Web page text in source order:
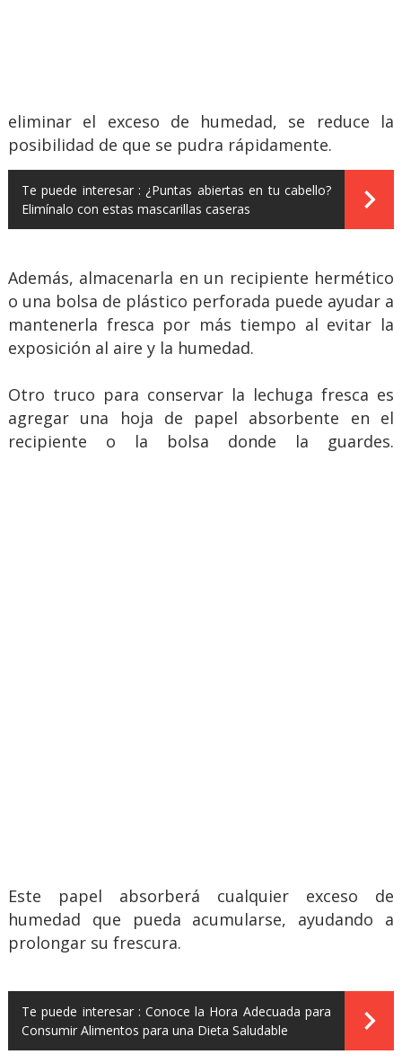
eliminar el exceso de humedad, se reduce la
posibilidad de que se pudra rápidamente.
Te puede interesar : ¿Puntas abiertas en tu cabello?
Elimínalo con estas mascarillas caseras
Además, almacenarla en un recipiente hermético
o una bolsa de plástico perforada puede ayudar a
mantenerla fresca por más tiempo al evitar la
exposición al aire y la humedad.
Otro truco para conservar la lechuga fresca es
agregar una hoja de papel absorbente en el
recipiente o la bolsa donde la guardes.
Este papel absorberá cualquier exceso de
humedad que pueda acumularse, ayudando a
prolongar su frescura.
Te puede interesar : Conoce la Hora Adecuada para
Consumir Alimentos para una Dieta Saludable